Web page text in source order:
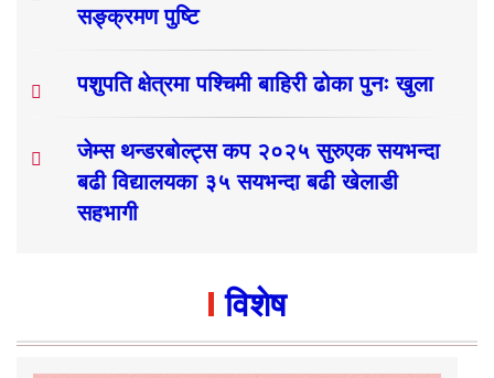
सङ्क्रमण पुष्टि
पशुपति क्षेत्रमा पश्चिमी बाहिरी ढोका पुनः खुला
जेम्स थन्डरबोल्ट्स कप २०२५ सुरुएक सयभन्दा
बढी विद्यालयका ३५ सयभन्दा बढी खेलाडी
सहभागी
विशेष